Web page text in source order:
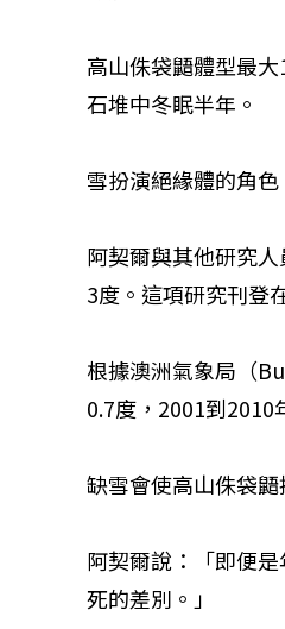
高山侏袋鼯體型最
石堆中冬眠半年。
雪扮演絕緣體的角
阿契爾與其他研究
3度。這項研究刊登
根據澳洲氣象局（
0.7度，2001到2010
缺雪會使高山侏袋
阿契爾說：「即便
死的差別。」